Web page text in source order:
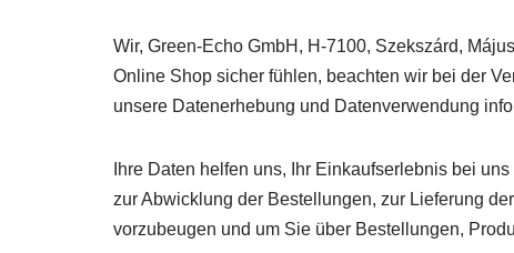
Wir, Green-Echo GmbH, H-7100, Szekszárd,
Online Shop sicher fühlen, beachten wir bei der
unsere Datenerhebung und Datenverwendung
Ihre Daten helfen uns, Ihr Einkaufserlebnis bei
zur Abwicklung der Bestellungen, zur Lieferung
vorzubeugen und um Sie über Bestellungen,